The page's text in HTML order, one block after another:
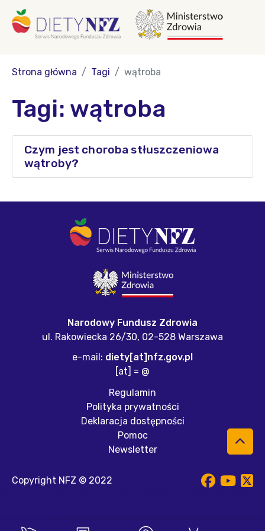
Strona główna Tagi wątroba
Tagi: wątroba
Czym jest choroba stłuszczeniowa
wątroby?
Narodowy Fundusz Zdrowia
ul. Rakowiecka 26/30, 02-528 Warszawa
e-mail: diety[at]nfz.gov.pl
[at] = @
Regulamin
Polityka prywatności
Deklaracja dostępności
Pomoc
Newsletter
Copyright NFZ © 2022
Na naszej stronie internetowej używamy plików cookies.